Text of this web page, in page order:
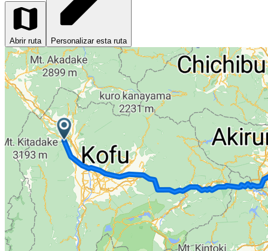
Abrir ruta Personalizar esta ruta